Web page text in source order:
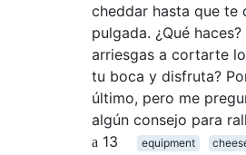
cheddar hasta que te
pulgada. ¿Qué
arriesgas a cortarte
tu boca y disfruta?
último, pero me
algún consejo para
13
equipment